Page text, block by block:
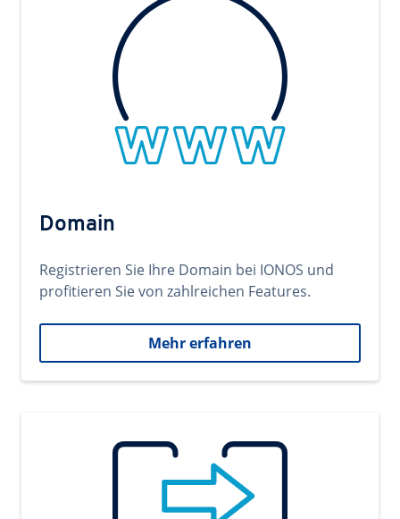
Domain
Registrieren Sie Ihre Domain bei IONOS und
profitieren Sie von zahlreichen Features.
Mehr erfahren